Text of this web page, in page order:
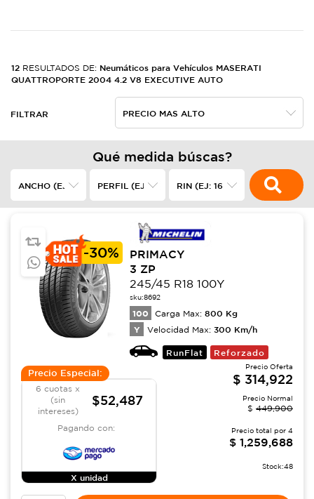
12 RESULTADOS DE: Neumáticos para Vehículos MASERATI
QUATTROPORTE 2004 4.2 V8 EXECUTIVE AUTO
FILTRAR
Qué medida búscas?
-30%
PRIMACY
3 ZP
245/45 R18 100Y
sku:8692
100 Carga Max: 800 Kg
Y Velocidad Max: 300 Km/h
RunFlat Reforzado
Precio Especial:
6 cuotas x
(sin
intereses)
$52,487
Pagando con:
X unidad
Precio Oferta
$ 314,922
Precio Normal
$ 449,900
Precio total por 4
$ 1,259,688
Stock:48